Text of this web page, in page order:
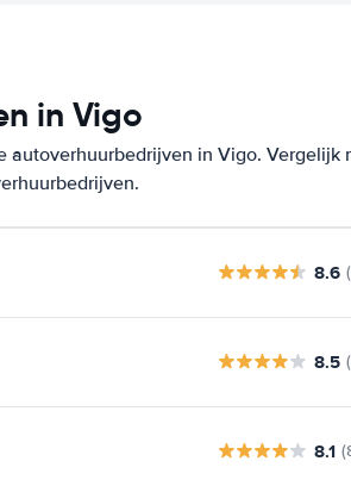
in Vigo
autoverhuurbedrijven in Vigo. Vergelijk
8.6
8.5
8.1